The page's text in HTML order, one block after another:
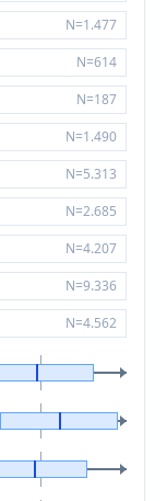
N=1.477
N=614
N=187
N=1.490
N=5.313
N=2.685
N=4.207
N=9.336
N=4.562